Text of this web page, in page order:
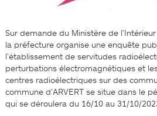
Sur demande du Ministère de
la préfecture organise une enquête
l’établissement de servitudes
perturbations électromagnétiques et
centres radioélectriques sur des
commune d’ARVERT se situe dans le
qui se déroulera du 16/10 au 31/10/